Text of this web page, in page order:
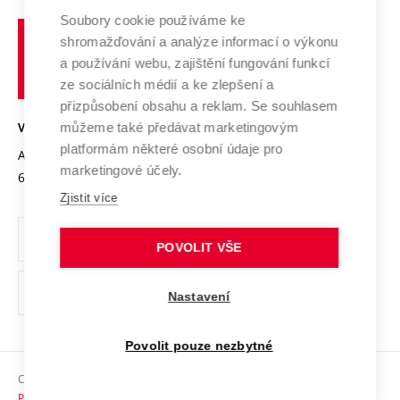
Výzkumné infrastruktury
Transfer znalostí
Open Science
Projekty
Projekty ze strukturálních fondů
Specifický výzkum
Spolupráce se školami
Služby univerzity
Mezinárodní dohody
Univerzitní sítě
Profil univerzity
Udržitelná univerzita
Podnikavá univerzita / ContriBUTe
Bezpečná univerzita
Vyznamenání
Organizační struktura
Ochrana osobních údajů
odkaz)
Sociální bezpečí
učení
technické
VYSOKÉ UČENÍ TECHNICKÉ V BRNĚ
Antonínská 548/1
602 00 Brno
www.vut.cz
vut@vutbr.cz
Copyright © 2026 VUT
Soubory cookie používáme ke
shromažďování a analýze informací o výkonu
a používání webu, zajištění fungování funkcí
ze sociálních médií a ke zlepšení a
přizpůsobení obsahu a reklam. Se souhlasem
můžeme také předávat marketingovým
platformám některé osobní údaje pro
marketingové účely.
Zjistit více
POVOLIT VŠE
Nastavení
Povolit pouze nezbytné